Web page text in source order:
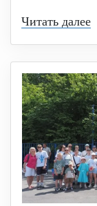
Читать далее